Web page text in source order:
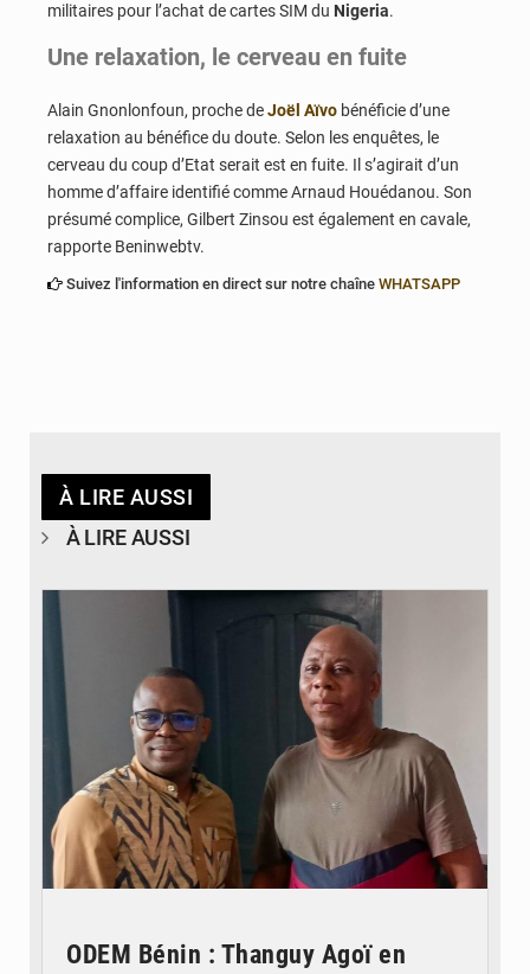
militaires pour l’achat de cartes SIM du Nigeria.
Une relaxation, le cerveau en fuite
Alain Gnonlonfoun, proche deJoël Aïvo bénéficie d’une
relaxation au bénéfice du doute. Selon les enquêtes, le
cerveau du coup d’Etat serait est en fuite. Il s’agirait d’un
homme d’affaire identifié comme Arnaud Houédanou. Son
présumé complice, Gilbert Zinsou est également en cavale,
rapporte Beninwebtv.
Suivez l'information en direct sur notre chaîne WHATSAPP
À LIRE AUSSI
À LIRE AUSSI
ODEM Bénin : Thanguy Agoï en